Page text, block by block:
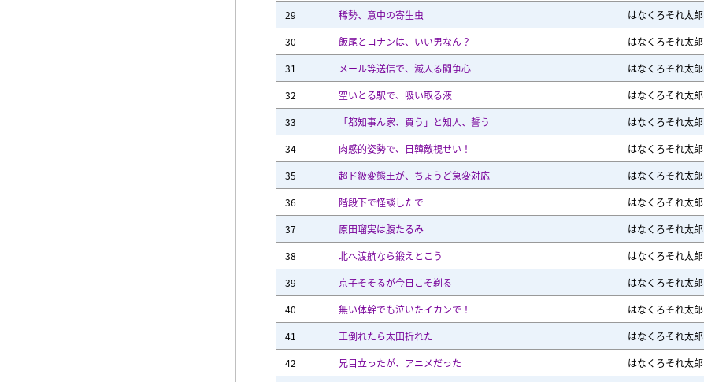
29
稀勢、意中の寄生虫 はなくろそれ太郎
30
飯尾とコナンは、いい男なん？ はなくろそれ太郎
31
メール等送信で、滅入る闘争心 はなくろそれ太郎
32
空いとる駅で、吸い取る液 はなくろそれ太郎
33
「都知事ん家、買う」と知人、誓う はなくろそれ太郎
34
肉感的姿勢で、日韓敵視せい！ はなくろそれ太郎
35
超ド級変態王が、ちょうど急変対応 はなくろそれ太郎
36
階段下で怪談したで はなくろそれ太郎
37
原田瑠実は腹たるみ はなくろそれ太郎
38
北へ渡航なら鍛えとこう はなくろそれ太郎
39
京子そそるが今日こそ剃る はなくろそれ太郎
40
無い体幹でも泣いたイカンで！ はなくろそれ太郎
41
王倒れたら太田折れた はなくろそれ太郎
42
兄目立ったが、アニメだった はなくろそれ太郎